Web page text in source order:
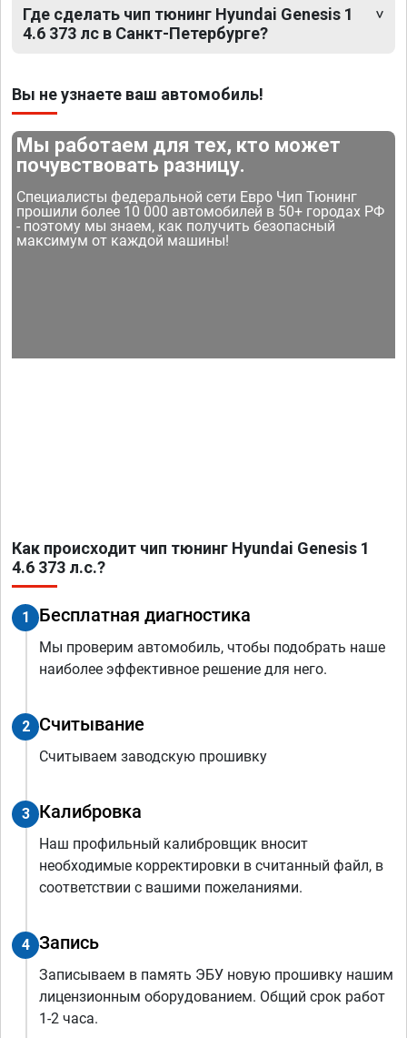
Где сделать чип тюнинг Hyundai Genesis 1
4.6 373 лс в Санкт-Петербурге?
Вы не узнаете ваш автомобиль!
Мы работаем для тех, кто может
почувствовать разницу.
Специалисты федеральной сети Евро Чип Тюнинг
прошили более 10 000 автомобилей в 50+ городах РФ
- поэтому мы знаем, как получить безопасный
максимум от каждой машины!
Как происходит чип тюнинг Hyundai Genesis 1
4.6 373 л.с.?
1 Бесплатная диагностика
Мы проверим автомобиль, чтобы подобрать наше
наиболее эффективное решение для него.
2 Считывание
Считываем заводскую прошивку
3 Калибровка
Наш профильный калибровщик вносит
необходимые корректировки в считанный файл, в
соответствии с вашими пожеланиями.
4 Запись
Записываем в память ЭБУ новую прошивку нашим
лицензионным оборудованием. Общий срок работ
1-2 часа.